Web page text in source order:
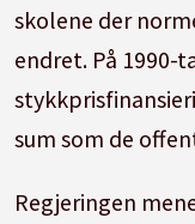
skolene der
endret. På 1990-
sum som de
Regjeringen